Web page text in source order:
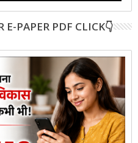
E-PAPER PDF CLICK👇